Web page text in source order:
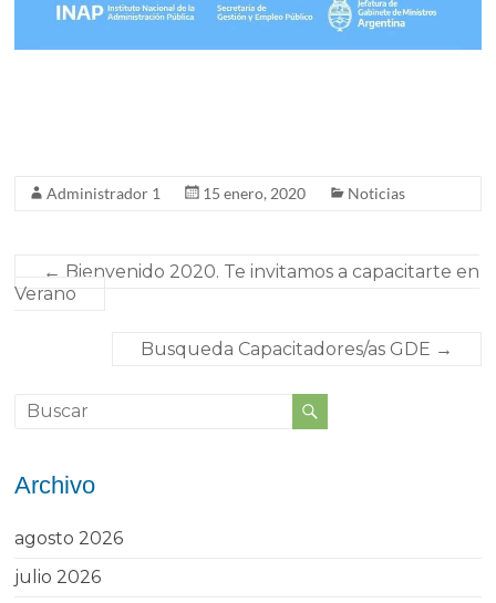
Administrador 1 15 enero, 2020 Noticias
← Bienvenido 2020. Te invitamos a capacitarte en
Verano
Busqueda Capacitadores/as GDE →
Archivo
agosto 2026
julio 2026